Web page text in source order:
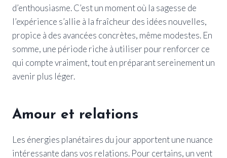
d’enthousiasme. C’est un moment où la sagesse de
l’expérience s’allie à la fraîcheur des idées nouvelles,
propice à des avancées concrètes, même modestes. En
somme, une période riche à utiliser pour renforcer ce
qui compte vraiment, tout en préparant sereinement un
avenir plus léger.
Amour et relations
Les énergies planétaires du jour apportent une nuance
intéressante dans vos relations. Pour certains, un vent